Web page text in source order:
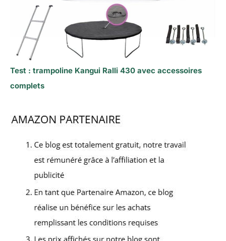
Test : trampoline Kangui Ralli 430 avec accessoires
complets